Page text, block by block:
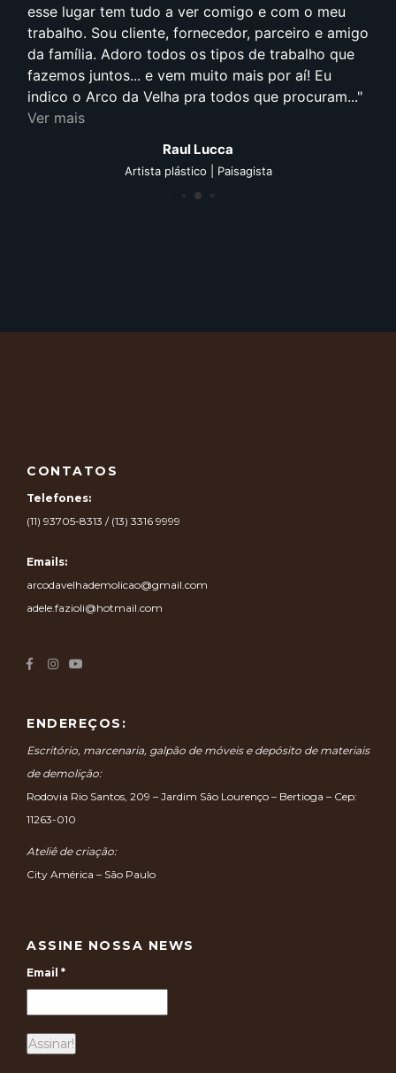
esse lugar tem tudo a ver comigo e com o meu
trabalho. Sou cliente, fornecedor, parceiro e amigo
da família. Adoro todos os tipos de trabalho que
fazemos juntos... e vem muito mais por aí! Eu
indico o Arco da Velha pra todos que procuram...
Ver mais
Raul Lucca
Artista plástico | Paisagista
CONTATOS
Telefones:
(11) 93705-8313 / (13) 3316 9999
Emails:
arcodavelhademolicao@gmail.com
adele.fazioli@hotmail.com
ENDEREÇOS:
Escritório, marcenaria, galpão de móveis e depósito de materiais
de demolição:
Rodovia Rio Santos, 209 – Jardim São Lourenço – Bertioga – Cep:
11263-010
Ateliê de criação:
City América – São Paulo
ASSINE NOSSA NEWS
Email *